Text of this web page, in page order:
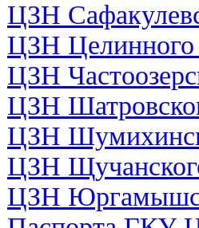
ЦЗН
ЦЗН
ЦЗН
ЦЗН
ЦЗН
ЦЗН
ЦЗН